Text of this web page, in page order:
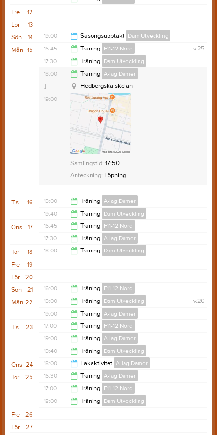
12
Fre
13
Lör
14
Sön 19:00 Säsongsupptakt Dam Utveckling
20:00
15
Mån v.25
16:45 Träning F11-12 Nord
18:15
Bergsåker skola
17:30 Träning Dam Utveckling
18:40
Friskis Nacksta (men blir utomhus)
Samlingstid:
17:25
Löpning. Bra skor och vattenflaska!
18:00 Träning A-lag Damer
19:00
Hedbergska skolan
Samlingstid: 17:50
Anteckning: Löpning
16
Tis 18:00 Träning A-lag Damer
19:00
19:40 Träning Dam Utveckling
20:50
17
Ons 16:45 Träning F11-12 Nord
18:15
17:30 Träning A-lag Damer
18
Tor 18:00 Träning Dam Utveckling
19
Fre
20
Lör
21
Sön 16:00 Träning F11-12 Nord
18:00
22
Mån v.26
18:00 Träning Dam Utveckling
19:10
19:00 Träning A-lag Damer
20:00
23
Tis 17:00 Träning F11-12 Nord
18:00
19:00 Träning A-lag Damer
20:00
19:40 Träning Dam Utveckling
20:50
24
Ons 18:00 Lakaktivitet A-lag Damer
20:00
25
Tor 16:30 Träning A-lag Damer
19:30
17:00 Träning F11-12 Nord
18:00 Träning Dam Utveckling
26
Fre
27
Lör